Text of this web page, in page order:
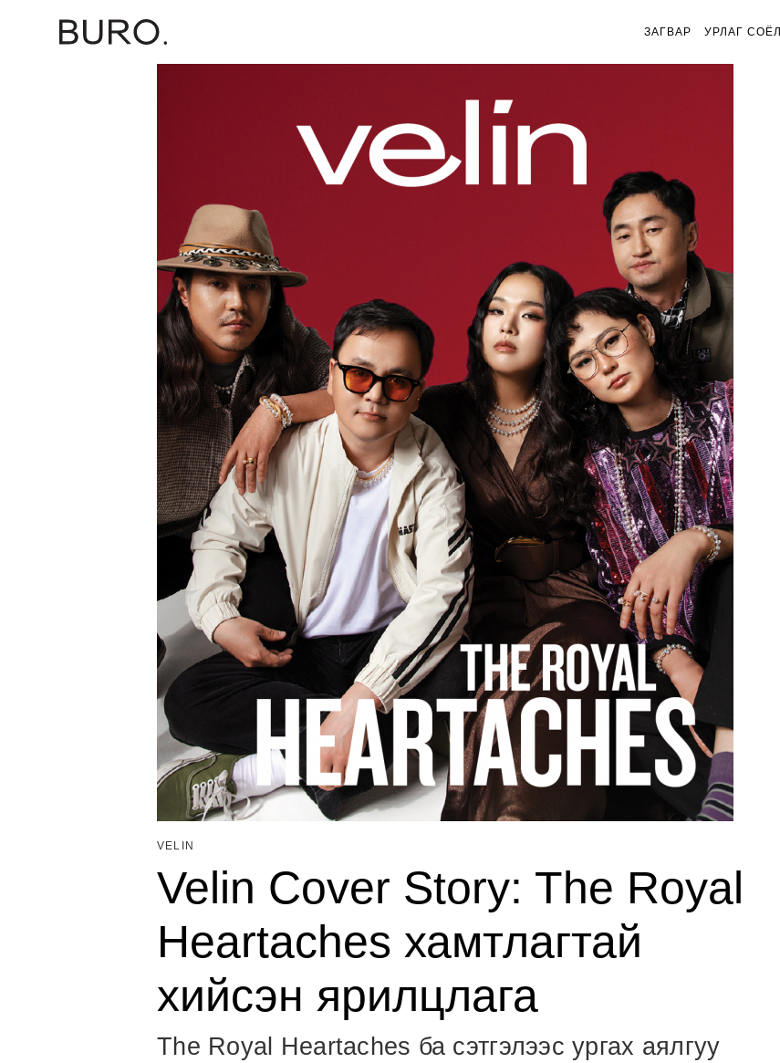
ЗАГВАР УРЛАГ СОЁЛ
VELIN
Velin Cover Story: The Royal
Heartaches хамтлагтай
хийсэн ярилцлага
The Royal Heartaches ба сэтгэлээс ургах аялгуу